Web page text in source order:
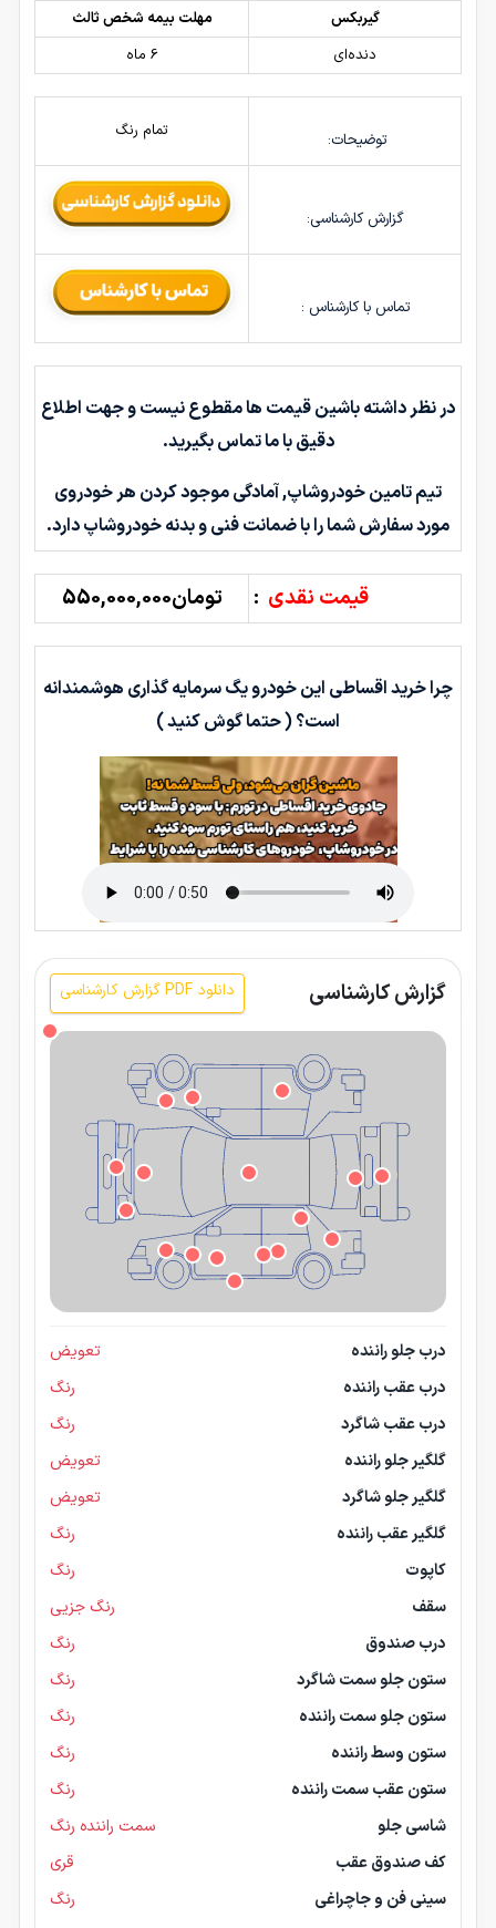
گیربکس
مهلت بیمه شخص ثالث
دنده‌ای
6 ماه
توضیحات: تمام رنگ
گزارش کارشناسی:
تماس با کارشناس :
در نظر داشته باشین قیمت ها مقطوع نیست و جهت اطلاع
دقیق با ما تماس بگیرید.
تیم تامین خودروشاپ, آمادگی موجود کردن هر خودروی
مورد سفارش شما را با ضمانت فنی و بدنه خودروشاپ دارد.
قیمت نقدی : تومان550,000,000
چرا خرید اقساطی این خودرو یگ سرمایه گذاری هوشمندانه
است؟ ( حتما گوش کنید )
گزارش کارشناسی دانلود PDF گزارش کارشناسی
درب جلو راننده
تعویض
درب عقب راننده
رنگ
درب عقب شاگرد
رنگ
گلگیر جلو راننده
تعویض
گلگیر جلو شاگرد
تعویض
گلگیر عقب راننده
رنگ
کاپوت
رنگ
سقف
رنگ جزیی
درب صندوق
رنگ
ستون جلو سمت شاگرد
رنگ
ستون جلو سمت راننده
رنگ
ستون وسط راننده
رنگ
ستون عقب سمت راننده
رنگ
شاسی جلو
سمت راننده رنگ
کف صندوق عقب
قری
سینی فن و جاچراغی
رنگ